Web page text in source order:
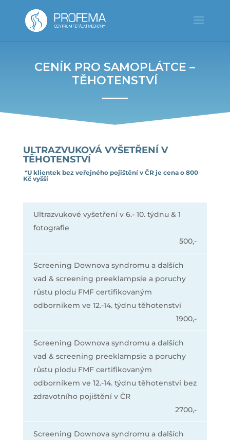
CENÍK PRO SAMOPLÁTCE –
TĚHOTENSTVÍ
ULTRAZVUKOVÁ VYŠETŘENÍ V
TĚHOTENSTVÍ
*U klientek bez veřejného pojištění v ČR je cena o 800
Kč vyšší
Ultrazvukové vyšetření v 6.- 10. týdnu & 1
fotografie
500,-
Screening Downova syndromu a dalších
vad & screening preeklampsie a poruchy
růstu plodu FMF certifikovaným
odborníkem ve 12.-14. týdnu těhotenství
1900,-
Screening Downova syndromu a dalších
vad & screening preeklampsie a poruchy
růstu plodu FMF certifikovaným
odborníkem ve 12.-14. týdnu těhotenství bez
zdravotního pojištění v ČR
2700,-
Screening Downova syndromu a dalších